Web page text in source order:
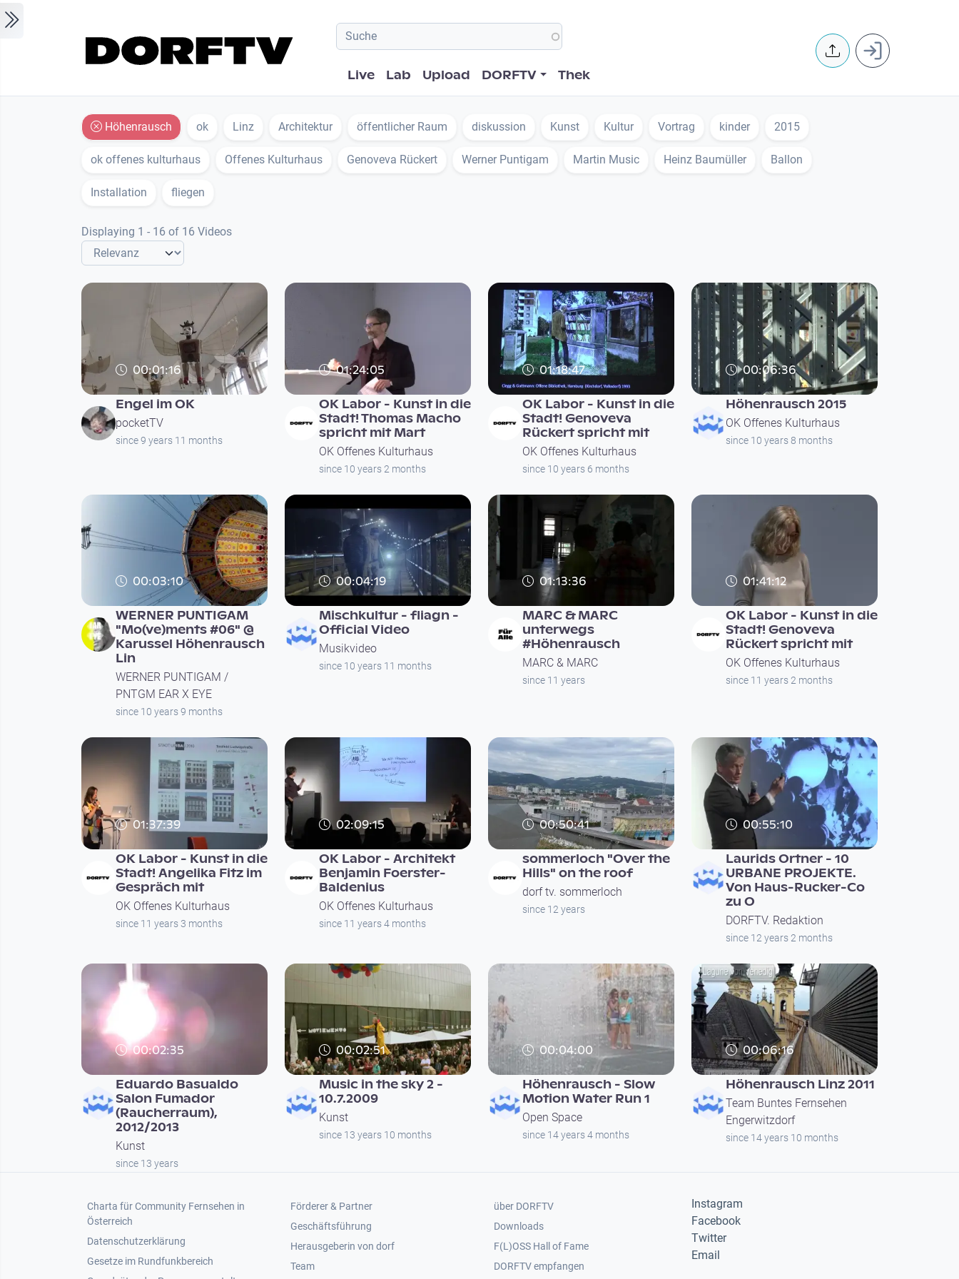
Hauptnavigation
Live Lab Upload DORFTV Thek
User
Höhenrausch ok Linz Architektur öffentlicher Raum diskussion Kunst Kultur Vortrag kinder 2015
ok offenes kulturhaus Offenes Kulturhaus Genoveva Rückert Werner Puntigam Martin Music Heinz Baumüller Ballon
Installation fliegen
Displaying 1 - 16 of 16 Videos
00:01:16
Engel im OK
pocketTV
since 9 years 11 months
01:24:05
OK Labor - Kunst in die
Stadt! Thomas Macho
spricht mit Mart
OK Offenes Kulturhaus
since 10 years 2 months
01:18:47
OK Labor - Kunst in die
Stadt! Genoveva
Rückert spricht mit
OK Offenes Kulturhaus
since 10 years 6 months
00:06:36
Höhenrausch 2015
OK Offenes Kulturhaus
since 10 years 8 months
00:03:10
WERNER PUNTIGAM
"Mo(ve)ments #06" @
Karussel Höhenrausch
Lin
WERNER PUNTIGAM /
PNTGM EAR X EYE
since 10 years 9 months
00:04:19
Mischkultur - fliagn -
Official Video
Musikvideo
since 10 years 11 months
01:13:36
MARC & MARC
unterwegs
#Höhenrausch
MARC & MARC
since 11 years
01:41:12
OK Labor - Kunst in die
Stadt! Genoveva
Rückert spricht mit
OK Offenes Kulturhaus
since 11 years 2 months
01:37:39
OK Labor - Kunst in die
Stadt! Angelika Fitz im
Gespräch mit
OK Offenes Kulturhaus
since 11 years 3 months
02:09:15
OK Labor - Architekt
Benjamin Foerster-
Baldenius
OK Offenes Kulturhaus
since 11 years 4 months
00:50:41
sommerloch "Over the
Hills" on the roof
dorf tv. sommerloch
since 12 years
00:55:10
Laurids Ortner - 10
URBANE PROJEKTE.
Von Haus-Rucker-Co
zu O
DORFTV. Redaktion
since 12 years 2 months
00:02:35
Eduardo Basualdo
Salon Fumador
(Raucherraum),
2012/2013
Kunst
since 13 years
00:02:51
Music in the sky 2 -
10.7.2009
Kunst
since 13 years 10 months
00:04:00
Höhenrausch - Slow
Motion Water Run 1
Open Space
since 14 years 4 months
00:06:16
Höhenrausch Linz 2011
Team Buntes Fernsehen
Engerwitzdorf
since 14 years 10 months
Footer 1
Charta für Community Fernsehen in
Österreich
Datenschutzerklärung
Gesetze im Rundfunkbereich
Footer 2
Förderer & Partner
Geschäftsführung
Herausgeberin von dorf
Team
Footer 3
über DORFTV
Downloads
F(L)OSS Hall of Fame
Footer 4
DORFTV empfangen
Instagram
Facebook
Twitter
Email